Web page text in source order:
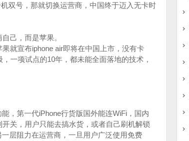
双号，那就切换运营商，中国终于迈入无卡时
己，而是苹果。
就宣布iphone air即将在中国上市，没有卡
一项试点的10年，都未能全面落地的技术，
，第一代iPhone行货版国外能连WiFi，国内
关，用户只能去搞水货，或者自己刷机解锁
层阻力在运营商，一旦用户广泛使用免费